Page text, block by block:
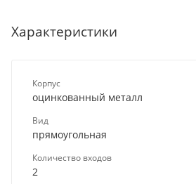
Характеристики
Корпус
оцинкованный металл
Вид
прямоугольная
Количество входов
2